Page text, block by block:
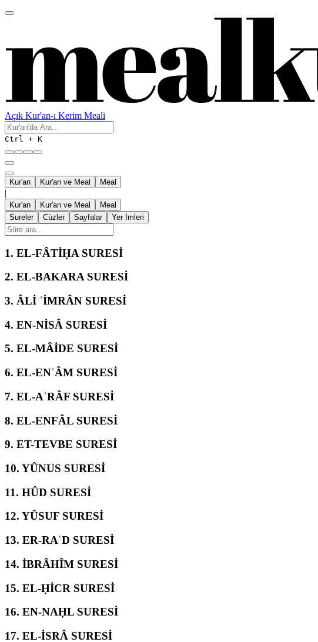
Açık Kur'an-ı Kerim Meali
Ctrl + K
Kur'an Kur'an ve Meal Meal
|
Kur'an Kur'an ve Meal
Meal
Sureler
Cüzler Sayfalar Yer İmleri
1. EL-FÂTİḤA SURESİ
2. EL-BAKARA SURESİ
3. ÂLİ ʿİMRÂN SURESİ
4. EN-NİSÂ SURESİ
5. EL-MÂİDE SURESİ
6. EL-ENʿÂM SURESİ
7. EL-AʿRÂF SURESİ
8. EL-ENFÂL SURESİ
9. ET-TEVBE SURESİ
10. YÛNUS SURESİ
11. HÛD SURESİ
12. YÛSUF SURESİ
13. ER-RAʿD SURESİ
14. İBRÂHÎM SURESİ
15. EL-ḤİCR SURESİ
16. EN-NAḤL SURESİ
17. EL-İSRÂ SURESİ